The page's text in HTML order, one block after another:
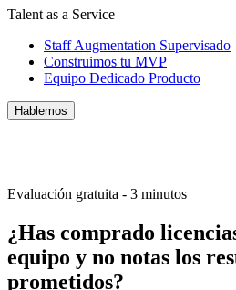
Talent as a Service
Staff Augmentation Supervisado
Construimos tu MVP
Equipo Dedicado Producto
Hablemos
Evaluación gratuita - 3 minutos
¿Has comprado
equipo y no notas los
prometidos?